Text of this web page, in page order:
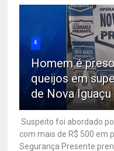
4
Homem é
queijos em
de Nova Iguaçu
Suspeito foi abordado
com mais de R$ 500 em
Segurança Presente